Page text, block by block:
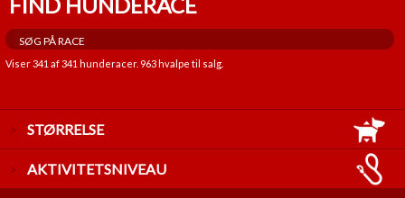
Viser341 af341 hunderacer. 963hvalpe til salg.
STØRRELSE
LILLE
AKTIVITETSNIVEAU